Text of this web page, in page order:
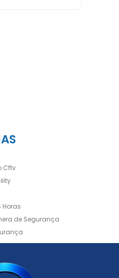
Cftv
Horas
de Segurança
de Facilities
Câmeras de Segurança